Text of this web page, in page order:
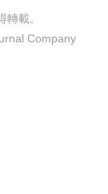
載。
Company